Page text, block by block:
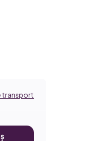
transport